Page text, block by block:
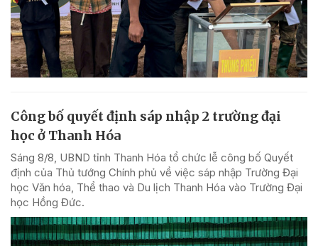
Công bố quyết định sáp nhập 2 trường đại
học ở Thanh Hóa
Sáng 8/8, UBND tỉnh Thanh Hóa tổ chức lễ công bố Quyết
định của Thủ tướng Chính phủ về việc sáp nhập Trường Đại
học Văn hóa, Thể thao và Du lịch Thanh Hóa vào Trường Đại
học Hồng Đức.